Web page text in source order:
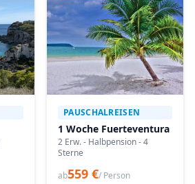
PAUSCHALREISEN
1 Woche Fuerteventura
2 Erw. - Halbpension - 4
Sterne
ab559 €/ Person